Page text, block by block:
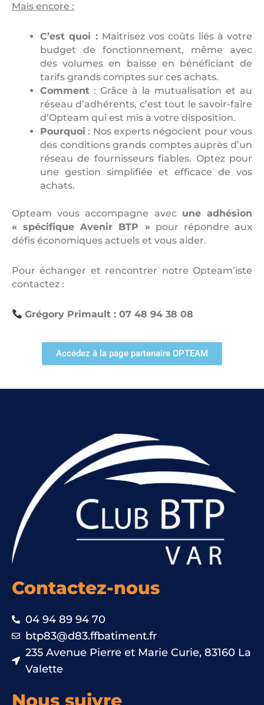
Mais encore :
C’est quoi : Maitrisez vos coûts liés à votre
budget de fonctionnement, même avec
des volumes en baisse en bénéficiant de
tarifs grands comptes sur ces achats.
Comment : Grâce à la mutualisation et au
réseau d’adhérents, c’est tout le savoir-faire
d’Opteam qui est mis à votre disposition.
Pourquoi : Nos experts négocient pour vous
des conditions grands comptes auprès d’un
réseau de fournisseurs fiables. Optez pour
une gestion simplifiée et efficace de vos
achats.
Opteam vous accompagne avec une adhésion
« spécifique Avenir BTP »pour répondre aux
défis économiques actuels et vous aider.
Pour échanger et rencontrer notre Opteam’iste
contactez :
Grégory Primault : 07 48 94 38 08
Accédez à la page partenaire OPTEAM
Contactez-nous
04 94 89 94 70
btp83@d83.ffbatiment.fr
235 Avenue Pierre et Marie Curie, 83160 La
Valette